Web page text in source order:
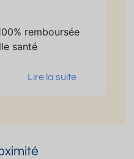
remboursée
santé
Lire la suite